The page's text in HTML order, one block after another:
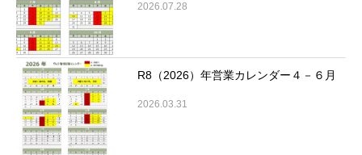
2026.07.28
R8（2026）年営業カレンダー４－６月
2026.03.31